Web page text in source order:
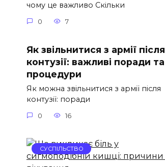
чому це важливо Скільки
0 7
Як звільнитися з армії після
контузії: важливі поради та
процедури
Як можна звільнитися з армії після
контузії: поради
0 16
СУСПІЛЬСТВО